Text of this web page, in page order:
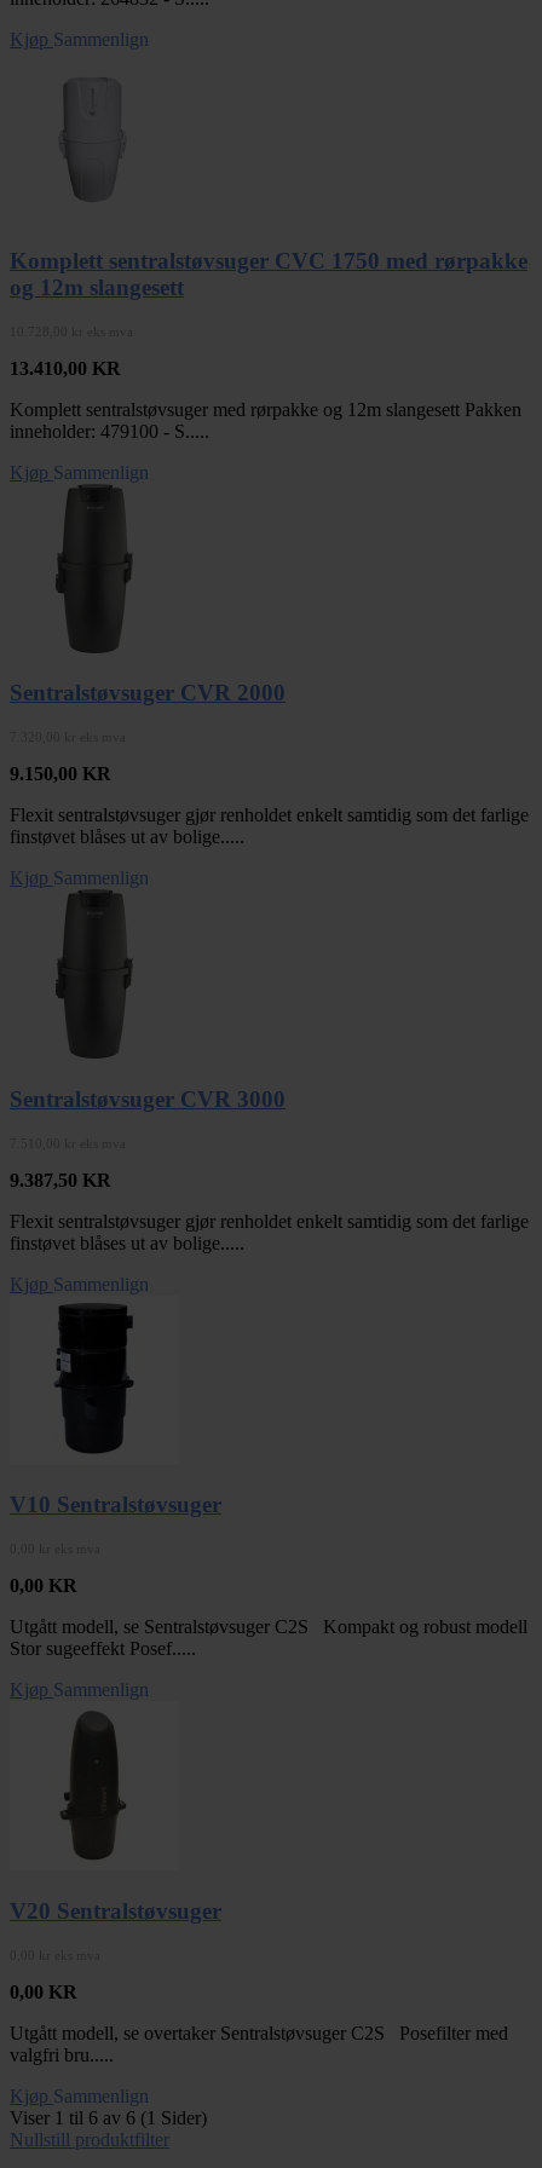
Kjøp Sammenlign
Komplett sentralstøvsuger CVC 1750 med rørpakke
og 12m slangesett
13.410,00 KR
Komplett sentralstøvsuger med rørpakke og 12m slangesett Pakken
inneholder: 479100 - S.....
Kjøp Sammenlign
Sentralstøvsuger CVR 2000
9.150,00 KR
Flexit sentralstøvsuger gjør renholdet enkelt samtidig som det farlige
finstøvet blåses ut av bolige.....
Kjøp Sammenlign
Sentralstøvsuger CVR 3000
9.387,50 KR
Flexit sentralstøvsuger gjør renholdet enkelt samtidig som det farlige
finstøvet blåses ut av bolige.....
Kjøp Sammenlign
V10 Sentralstøvsuger
0,00 KR
Utgått modell, se Sentralstøvsuger C2S Kompakt og robust modell
Stor sugeeffekt Posef.....
Kjøp Sammenlign
V20 Sentralstøvsuger
0,00 KR
Utgått modell, se overtaker Sentralstøvsuger C2S Posefilter med
valgfri bru.....
Kjøp Sammenlign
Viser 1 til 6 av 6 (1 Sider)
Nullstill produktfilter